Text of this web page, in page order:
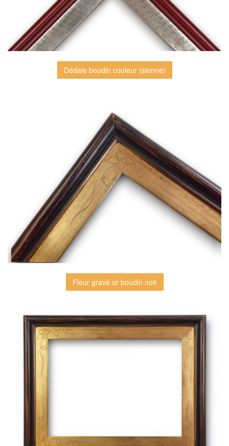
Dédale boudin couleur (sienne)
Fleur gravé or boudin noir